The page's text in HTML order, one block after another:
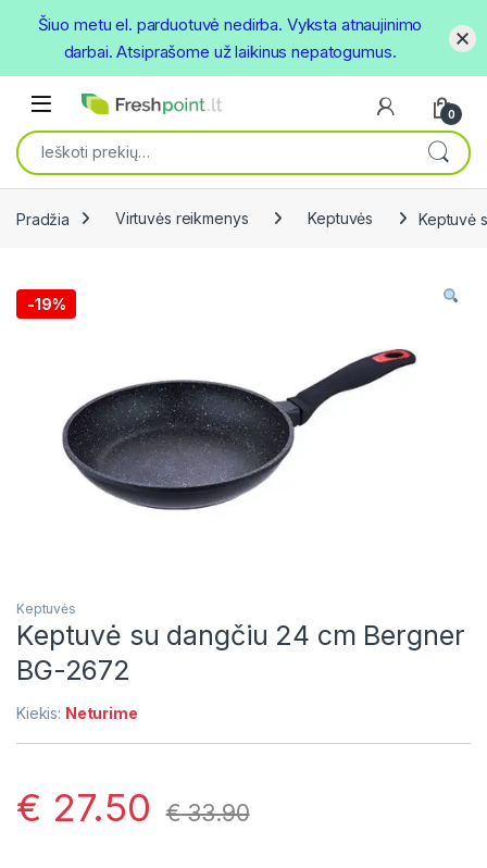
Open
0
Ieškoti:
Pradžia Virtuvės reikmenys Keptuvės Keptuvė
-19%
Keptuvės
Keptuvė su dangčiu 24 cm Bergner
BG-2672
Kiekis: Neturime
€ 27.50 €33.90
Šiuo metu el. parduotuvė nedirba. Vyksta atnaujinimo
darbai. Atsiprašome už laikinus nepatogumus.